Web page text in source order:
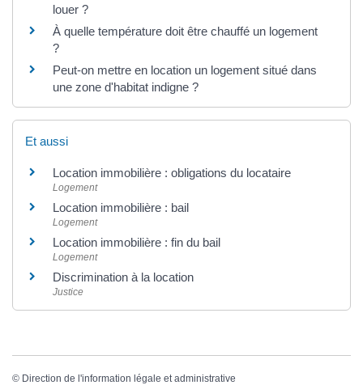
louer ?
À quelle température doit être chauffé un logement
?
Peut-on mettre en location un logement situé dans
une zone d'habitat indigne ?
Et aussi
Location immobilière : obligations du locataire
Logement
Location immobilière : bail
Logement
Location immobilière : fin du bail
Logement
Discrimination à la location
Justice
© Direction de l'information légale et administrative